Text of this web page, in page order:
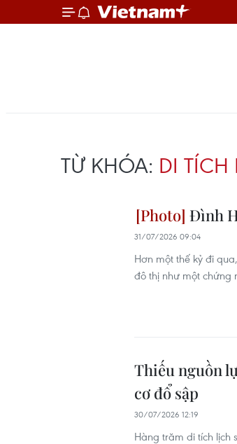
TỪ KHÓA: DI TÍCH
Đình
31/07/2026 09:04
Hơn một thế kỷ đi
đô thị như một chứng
Thiếu nguồn
cơ đổ sập
30/07/2026 12:19
Hàng trăm di tích lịch